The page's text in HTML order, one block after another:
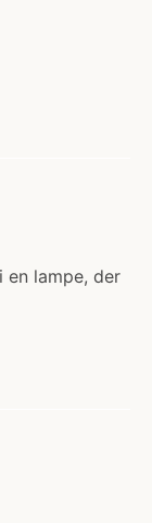
en lampe, der